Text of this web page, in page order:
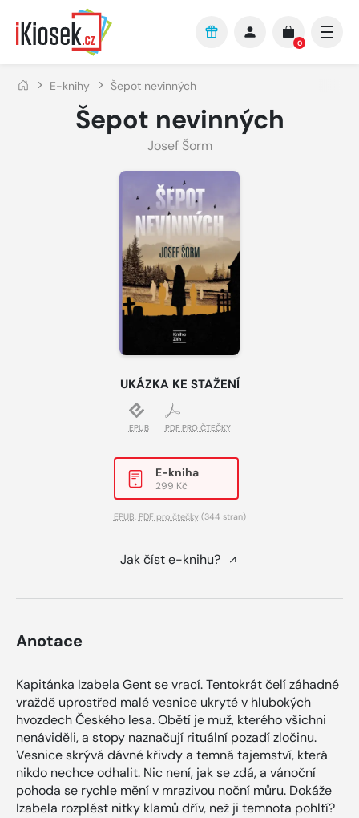
Přejít na hlavní obsah
0
E-knihy Šepot nevinných
Šepot nevinných
Josef Šorm
UKÁZKA KE STAŽENÍ
EPUB PDF PRO ČTEČKY
E-kniha
299 Kč
EPUB, PDF pro čtečky(344 stran)
Jak číst e-knihu?
Anotace
Kapitánka Izabela Gent se vrací. Tentokrát čelí záhadné
vraždě uprostřed malé vesnice ukryté v hlubokých
hvozdech Českého lesa. Obětí je muž, kterého všichni
nenáviděli, a stopy naznačují rituální pozadí zločinu.
Vesnice skrývá dávné křivdy a temná tajemství, která
nikdo nechce odhalit. Nic není, jak se zdá, a vánoční
pohoda se rychle mění v mrazivou noční můru. Dokáže
Izabela rozplést nitky klamů dřív, než ji temnota pohltí?